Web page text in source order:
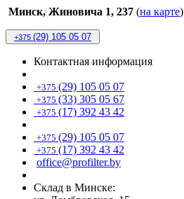
Минск, Жиновича 1, 237 (на карте)
+375 (29) 105 05 07
Контактная информация
+375 (29) 105 05 07
+375 (33) 305 05 67
+375 (17) 392 43 42
+375 (29) 105 05 07
+375 (17) 392 43 42
office@profilter.by
Склад в Минске: